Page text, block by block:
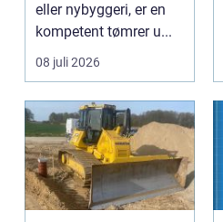
eller nybyggeri, er en
kompetent tømrer u...
08 juli 2026